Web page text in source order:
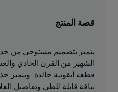
قصة المنتج
بياقة قابلة للطي وتفاصيل